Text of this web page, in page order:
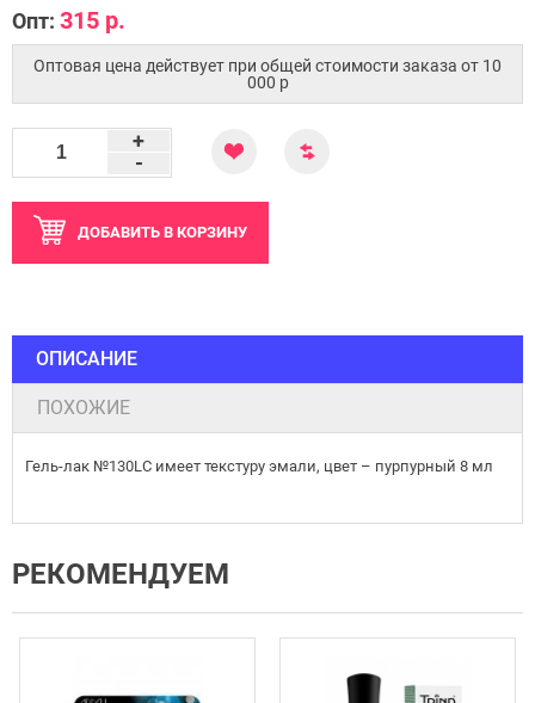
Опт: 315 р.
Оптовая цена действует при общей стоимости заказа от 10
000 p
-
+
ДОБАВИТЬ В КОРЗИНУ
ОПИСАНИЕ
ПОХОЖИЕ
Гель-лак №130LC имеет текстуру эмали, цвет – пурпурный 8 мл
РЕКОМЕНДУЕМ